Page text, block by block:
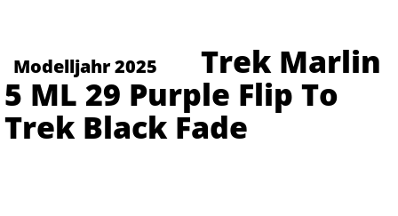
Modelljahr 2025
Trek Marlin
5 ML 29 Purple Flip To
Trek Black Fade